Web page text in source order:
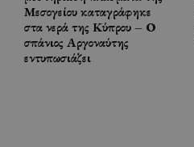
Μεσογείου καταγράφηκε
στα νερά της Κύπρου – Ο
σπάνιος Αργοναύτης
εντυπωσιάζει